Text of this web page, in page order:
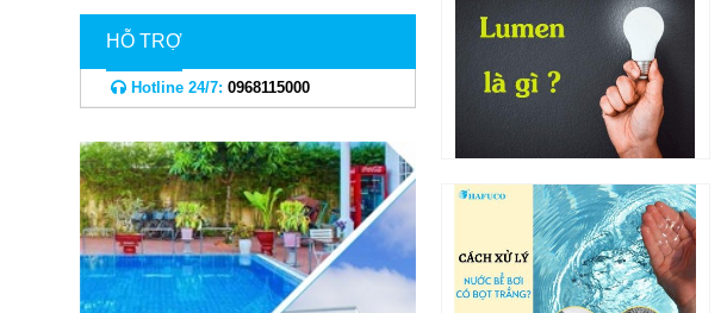
HỖ TRỢ
Hotline 24/7: 0968115000